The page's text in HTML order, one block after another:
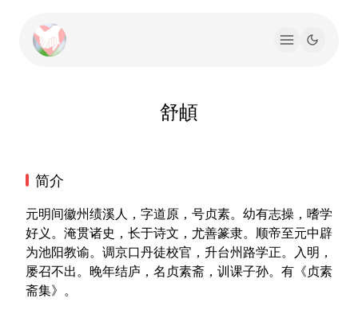
舒頔
简介
元明间徽州绩溪人，字道原，号贞素。幼有志操，嗜学
好义。淹贯诸史，长于诗文，尤善篆隶。顺帝至元中辟
为池阳教谕。调京口丹徒校官，升台州路学正。入明，
屡召不出。晚年结庐，名贞素斋，训课子孙。有《贞素
斋集》。